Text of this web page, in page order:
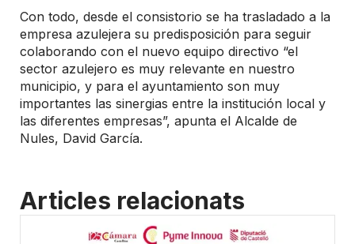
Con todo, desde el consistorio se ha trasladado a la
empresa azulejera su predisposición para seguir
colaborando con el nuevo equipo directivo “el
sector azulejero es muy relevante en nuestro
municipio, y para el ayuntamiento son muy
importantes las sinergias entre la institución local y
las diferentes empresas”, apunta el Alcalde de
Nules, David García.
Articles relacionats